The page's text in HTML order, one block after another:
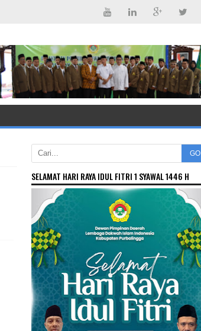
GO
SELAMAT HARI RAYA IDUL FITRI 1 SYAWAL 1446 H